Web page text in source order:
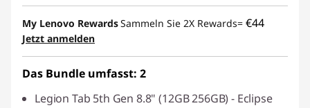
Der eCoupon ist auf Einheiten mit 10 begrenzt.
My Lenovo RewardsSammeln Sie 2X Rewards= €44
Jetzt anmelden
Das Bundle umfasst: 2
Legion Tab 5th Gen 8.8" (12GB 256GB) - Eclipse